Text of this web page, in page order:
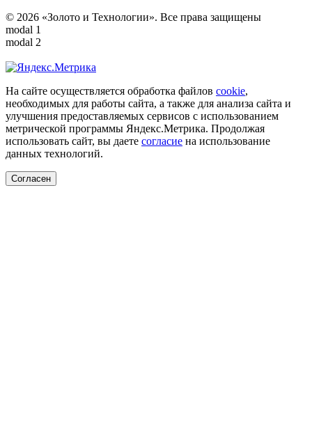
© 2026 «Золото и Технологии». Все права защищены
modal 1
modal 2
На сайте осуществляется обработка файлов cookie,
необходимых для работы сайта, а также для анализа сайта и
улучшения предоставляемых сервисов с использованием
метрической программы Яндекс.Метрика. Продолжая
использовать сайт, вы даете согласие на использование
данных технологий.
Согласен